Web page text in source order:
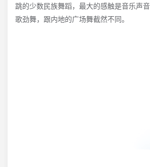
跳的少数民族舞蹈，最大的感触是音乐声
歌劲舞，跟内地的广场舞截然不同。